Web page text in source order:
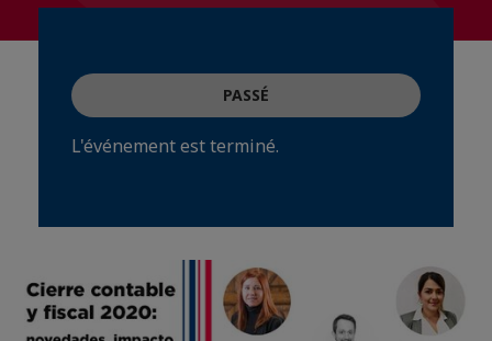
PASSÉ
L'événement est terminé.